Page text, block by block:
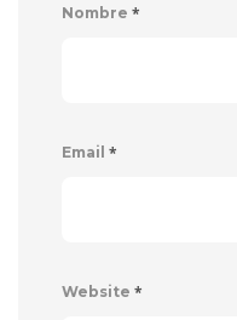
Nombre *
Email *
Website *